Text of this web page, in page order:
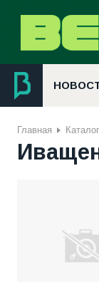
Главная Каталог